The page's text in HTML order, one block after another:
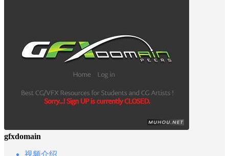
gfxdomain
视频介绍